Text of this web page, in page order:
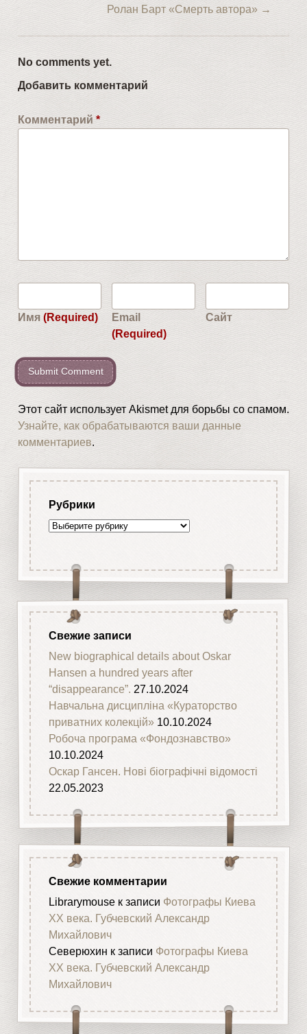
Ролан Барт «Смерть автора» →
No comments yet.
Добавить комментарий
Комментарий *
Имя (Required)
Email
(Required)
Сайт
Этот сайт использует Akismet для борьбы со спамом.
Узнайте, как обрабатываются ваши данные
комментариев.
Рубрики
Рубрики
Свежие записи
New biographical details about Oskar
Hansen a hundred years after
“disappearance”. 27.10.2024
Навчальна дисципліна «Кураторство
приватних колекцій» 10.10.2024
Робоча програма «Фондознавство»
10.10.2024
Оскар Гансен. Нові біографічні відомості
22.05.2023
Свежие комментарии
Librarymouseк записи Фотографы Киева
XX века. Губчевский Александр
Михайлович
Северюхин к записи Фотографы Киева
XX века. Губчевский Александр
Михайлович